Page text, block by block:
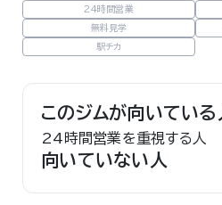
24時間営業
無料見学
駅チカ
このジムが向いている
24時間営業を重視する人
向いていない人